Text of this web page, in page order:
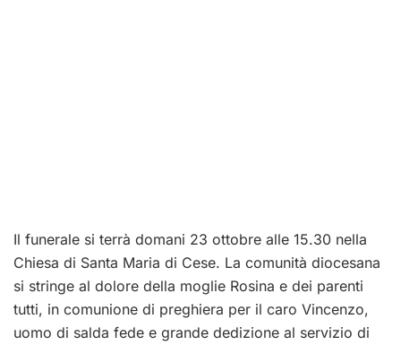
Il funerale si terrà domani 23 ottobre alle 15.30 nella
Chiesa di Santa Maria di Cese. La comunità diocesana
si stringe al dolore della moglie Rosina e dei parenti
tutti, in comunione di preghiera per il caro Vincenzo,
uomo di salda fede e grande dedizione al servizio di